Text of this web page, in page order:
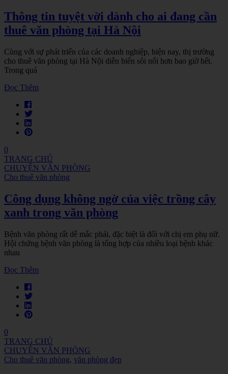
Thông tin tuyệt vời dành cho ai đang cần
thuê văn phòng tại Hà Nội
Cùng với sự phát triển của các doanh nghiệp, hiện nay, thị trường
cho thuê văn phòng tại Hà Nội diễn biến sôi nổi hơn bao giờ hết.
Trong quá
Đọc Thêm
0
TRANG CHỦ
CHUYỆN VĂN PHÒNG
Cho thuê văn phòng
Công dụng không ngờ của việc trồng cây
xanh trong văn phòng
Bệnh văn phòng rất dễ mắc phải, đặc biệt là đối với chị em phụ nữ.
Hội chứng bệnh văn phòng là tổng hợp của nhiều loại bệnh khác
nhau
Đọc Thêm
0
TRANG CHỦ
CHUYỆN VĂN PHÒNG
Cho thuê văn phòng, văn phòng đẹp